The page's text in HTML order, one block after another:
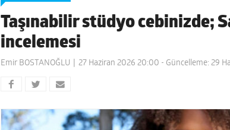
Taşınabilir stüdyo cebinizde;
incelemesi
Emir BOSTANOĞLU 27 Haziran 2026 20:00 - Güncelleme: 29